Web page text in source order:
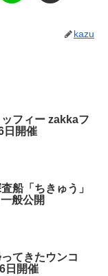
kazu
フィー zakkaフ
日開催
船「ちきゅう」
般公開
てきたウンコ
日開催